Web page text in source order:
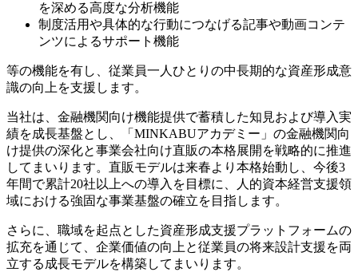
を深める高度な分析機能
制度活用や具体的な行動につなげる記事や動画コンテ
ンツによるサポート機能
等の機能を有し、従業員一人ひとりの中長期的な資産形成意
識の向上を支援します。
当社は、金融機関向け機能提供で蓄積した知見および導入実
績を成長基盤とし、「MINKABUアカデミー」の金融機関向
け提供の深化と事業会社向け直販の本格展開を戦略的に推進
してまいります。直販モデルは来春より本格始動し、今後3
年間で累計20社以上への導入を目標に、人的資本経営支援領
域における強固な事業基盤の確立を目指します。
さらに、職域を起点とした資産形成支援プラットフォームの
拡充を通じて、企業価値の向上と従業員の将来設計支援を両
立する成長モデルを構築してまいります。